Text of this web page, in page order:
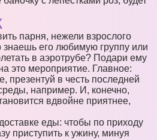
парня, нежели взрослого
знаешь его любимую группу или
в аэротрубе? Подари ему
это мероприятие. Главное:
презентуй в честь последней
например. И, конечно,
вдвойне приятнее,
еды: чтобы по приходу
приступить к ужину, минуя